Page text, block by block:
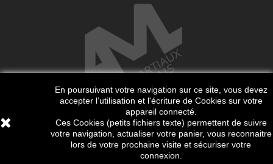
En poursuivant votre navigation sur ce site, vous devez
accepter l’utilisation et l'écriture de Cookies sur votre
appareil connecté.
Ces Cookies (petits fichiers texte) permettent de suivre
votre navigation, actualiser votre panier, vous reconnaitre
lors de votre prochaine visite et sécuriser votre
connexion.
Copyright 2018 Tous droits réservés. Site internet réalisé par